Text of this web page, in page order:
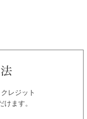
レジット
けます。